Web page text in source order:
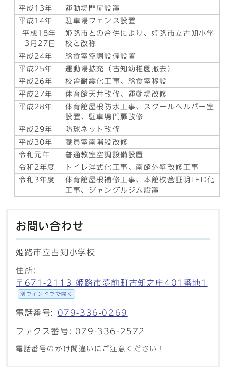
平成13年
運動場門扉設置
平成14年
駐車場フェンス設置
平成18年
3月27日
姫路市との合併により、姫路市立古知小学
校と改称
平成24年
給食室空調設備設置
平成25年
運動場拡充（古知幼稚園撤去）
平成26年
校舎耐震化工事、給食室移設
平成27年
体育館天井改修、運動場改修
平成28年
体育館屋根防水工事、スクールヘルパー室
設置、駐車場門扉改修
平成29年
防球ネット改修
平成30年
職員室南階段改修
令和元年
普通教室空調設備設置
令和2年度
トイレ洋式化工事、南館外壁改修工事
令和3年度
体育館屋根補修工事、本館校舎証明LED化
工事、ジャングルジム設置
お問い合わせ
姫路市立古知小学校
住所:
〒671-2113 姫路市夢前町古知之庄401番地1
別ウィンドウで開く
電話番号: 079-336-0269
ファクス番号: 079-336-2572
電話番号のかけ間違いにご注意ください！